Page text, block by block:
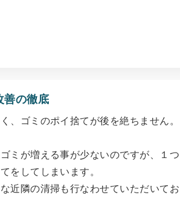
善の徹底
、ゴミのポイ捨てが後を絶ちません。
ミが増える事が少ないのですが、１つ
をしてしまいます。
近隣の清掃も行なわせていただいてお